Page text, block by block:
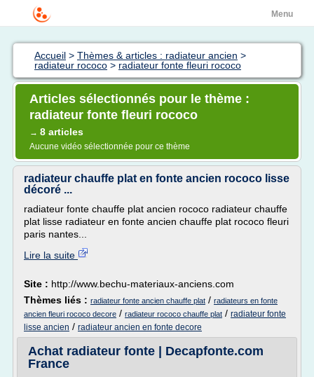
Menu
Accueil > Thèmes & articles : radiateur ancien >
radiateur rococo > radiateur fonte fleuri rococo
Articles sélectionnés pour le thème :
radiateur fonte fleuri rococo
→ 8 articles
Aucune vidéo sélectionnée pour ce thème
radiateur chauffe plat en fonte ancien rococo lisse
décoré ...
radiateur fonte chauffe plat ancien rococo radiateur chauffe
plat lisse radiateur en fonte ancien chauffe plat rococo fleuri
paris nantes...
Lire la suite
Site : http://www.bechu-materiaux-anciens.com
Thèmes liés : radiateur fonte ancien chauffe plat / radiateurs en fonte
ancien fleuri rococo decore / radiateur rococo chauffe plat / radiateur fonte
lisse ancien / radiateur ancien en fonte decore
Achat radiateur fonte | Decapfonte.com
France